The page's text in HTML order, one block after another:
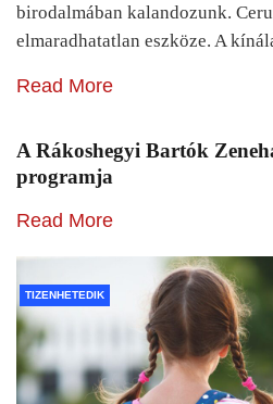
birodalmában kalandozunk.
elmaradhatatlan eszköze. A
Read More
A Rákoshegyi Bartók
programja
Read More
TIZENHETEDIK